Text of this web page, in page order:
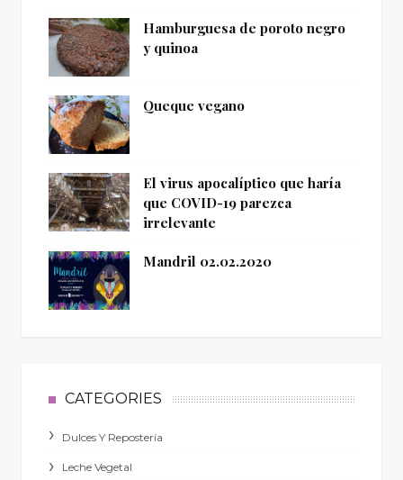
Hamburguesa de poroto negro
y quinoa
Queque vegano
El virus apocalíptico que haría
que COVID-19 parezca
irrelevante
Mandril 02.02.2020
CATEGORIES
Dulces Y Repostería
Leche Vegetal